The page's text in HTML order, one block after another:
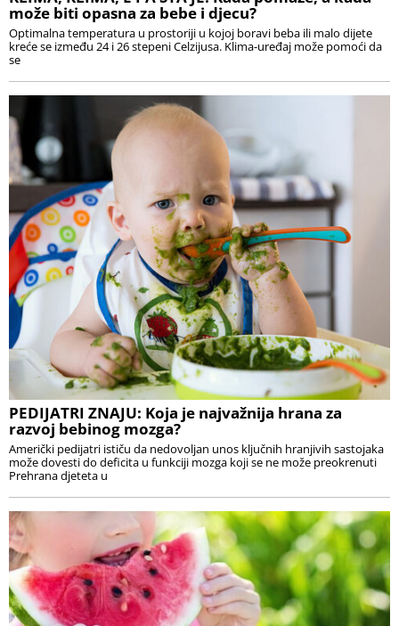
može biti opasna za bebe i djecu?
Optimalna temperatura u prostoriji u kojoj boravi beba ili malo dijete
kreće se između 24 i 26 stepeni Celzijusa. Klima-uređaj može pomoći da
se
PEDIJATRI ZNAJU: Koja je najvažnija hrana za
razvoj bebinog mozga?
Američki pedijatri ističu da nedovoljan unos ključnih hranjivih sastojaka
može dovesti do deficita u funkciji mozga koji se ne može preokrenuti
Prehrana djeteta u